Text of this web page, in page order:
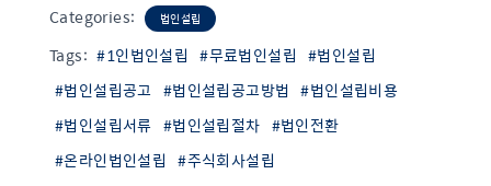
Categories: 법인설립
Tags: #1인법인설립 #무료법인설립 #법인설립
#법인설립공고 #법인설립공고방법 #법인설립비용
#법인설립서류 #법인설립절차 #법인전환
#온라인법인설립 #주식회사설립